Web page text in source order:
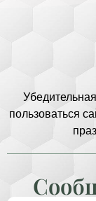
пользоваться